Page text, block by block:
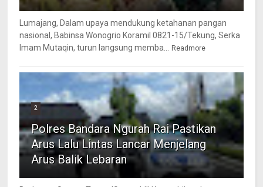
Lumajang, Dalam upaya mendukung ketahanan pangan
nasional, Babinsa Wonogrio Koramil 0821-15/Tekung, Serka
Imam Mutaqin, turun langsung memba...
Readmore
2
Polres Bandara Ngurah Rai Pastikan
Arus Lalu Lintas Lancar Menjelang
Arus Balik Lebaran